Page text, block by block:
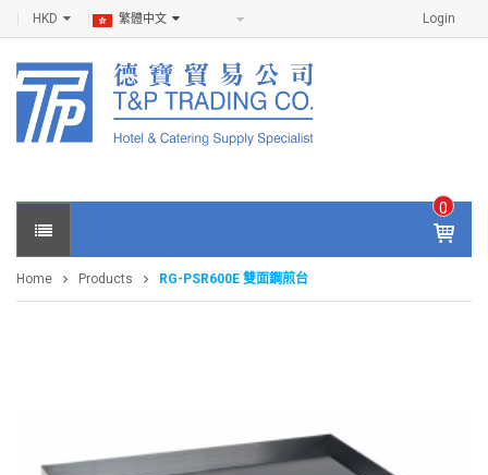
Login
HKD 繁體中文
0
IT
E
S -
Home Products RG-PSR600E 雙面鋼煎台